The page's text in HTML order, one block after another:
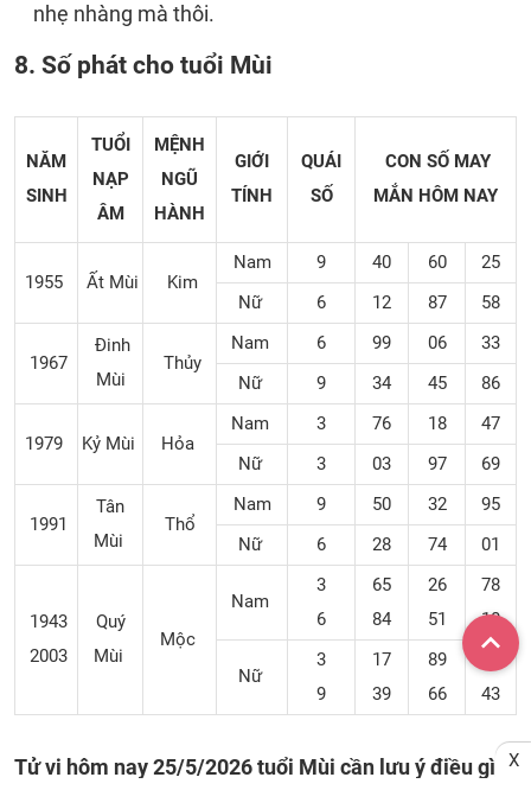
nhẹ nhàng mà thôi.
8. Số phát cho tuổi Mùi
NĂM
SINH
TUỔI
NẠP
ÂM
MỆNH
NGŨ
HÀNH
GIỚI
TÍNH
QUÁI
SỐ
CON SỐ MAY
MẮN HÔM NAY
1955 Ất Mùi Kim
Nam 9 40 60
25
Nữ
6 12 87 58
1967
Đinh
Mùi
Thủy
Nam 6 99 06
33
Nữ
9 34 45 86
1979 Kỷ Mùi Hỏa
Nam 3 76 18
47
Nữ
3 03 97 69
1991
Tân
Mùi
Thổ
Nam 9 50 32
95
Nữ
6 28 74 01
1943
2003
Quý
Mùi
Mộc
Nam
3
6
65
84
26
51
78
10
Nữ
3
9
17
39
89
66
43
Tử vi hôm nay 25/5/2026 tuổi Mùi cần lưu ý điều gì: X